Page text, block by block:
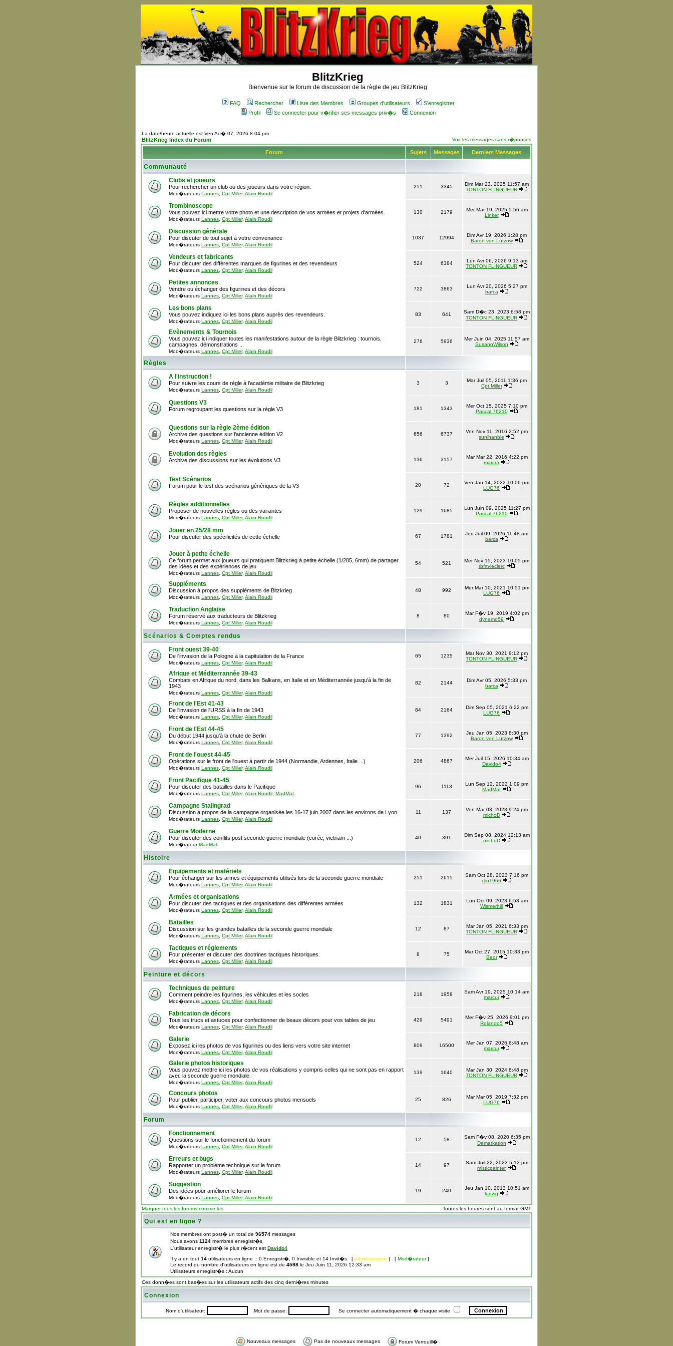
BlitzKrieg
Bienvenue sur le forum de discussion de la règle de jeu BlitzKrieg
FAQ Rechercher Liste des Membres Groupes d'utilisateurs
S'enregistrer
Profil
Se connecter pour v�rifier ses messages priv�s Connexion
La date/heure actuelle est Ven Ao� 07, 2026 8:04 pm
BlitzKrieg Index du Forum Voir les messages sans r�ponses
Forum Sujets Messages Derniers Messages
Communauté
Clubs et joueurs
Pour rechercher un club ou des joueurs dans votre région.
Mod�rateurs Lannes Cpt Miller, Alain Roudil
251 3345
Dim Mar 23, 2025 11:57 am
TONTON FLINGUEUR
Trombinoscope
Vous pouvez ici mettre votre photo et une description de vos armées et projets d'armées.
Mod�rateurs Lannes Cpt Miller, Alain Roudil
130 2179
Mer Mar 19, 2025 5:56 am
Linker
Discussion générale
Pour discuter de tout sujet à votre convenance
Mod�rateurs Lannes Cpt Miller, Alain Roudil
1037 12994
Dim Avr 19, 2026 1:28 pm
Baron von Lützow
Vendeurs et fabricants
Pour discuter des différentes marques de figurines et des revendeurs
Mod�rateurs Lannes Cpt Miller, Alain Roudil
524 6384
Lun Avr 06, 2026 9:13 am
TONTON FLINGUEUR
Petites annonces
Vendre ou échanger des figurines et des décors
Mod�rateurs Lannes Cpt Miller, Alain Roudil
722 3863
Lun Avr 20, 2026 5:27 pm
barca
Les bons plans
Vous pouvez indiquez ici les bons plans auprès des revendeurs.
Mod�rateurs Lannes Cpt Miller, Alain Roudil
83 641
Sam D�c 23, 2023 6:58 pm
TONTON FLINGUEUR
Evènements & Tournois
Vous pouvez ici indiquer toutes les manifestations autour de la règle Blitzkrieg : tournois,
campagnes, démonstrations ...
Mod�rateurs Lannes Cpt Miller, Alain Roudil
276 5936
Mer Juin 04, 2025 11:57 am
SusanpWilson
Règles
A l'instruction !
Pour suivre les cours de règle à l'académie militaire de Blitzkrieg
Mod�rateurs Lannes Cpt Miller, Alain Roudil
3 3
Mar Juil 05, 2011 1:36 pm
Cpt Miller
Questions V3
Forum regroupant les questions sur la règle V3 181 1343
Mer Oct 15, 2025 7:10 pm
Pascal 76210
Questions sur la règle 2ème édition
Archive des questions sur l'ancienne édition V2
Mod�rateurs Lannes Cpt Miller, Alain Roudil
656 6737
Ven Nov 11, 2016 2:52 pm
sunihanble
Evolution des règles
Archive des discussions sur les évolutions V3 136 3157
Mar Mar 22, 2016 4:22 pm
marcur
Test Scénarios
Forum pour le test des scénarios génériques de la V3 20 72
Ven Jan 14, 2022 10:06 pm
LUG76
Règles additionnelles
Proposer de nouvelles règles ou des variantes
Mod�rateurs Lannes Cpt Miller, Alain Roudil
129 1685
Lun Juin 09, 2025 11:27 pm
Pascal 76210
Jouer en 25/28 mm
Pour discuter des spécificités de cette échelle 67 1781
Jeu Juil 09, 2026 11:48 am
barca
Jouer à petite échelle
Ce forum permet aux joueurs qui pratiquent Blitzkrieg à petite échelle (1/285, 6mm) de partager
des idées et des expériences de jeu
Mod�rateurs Lannes Cpt Miller, Alain Roudil
54 521
Mer Nov 15, 2023 10:05 pm
rbfm-leclerc
Suppléments
Discussion à propos des suppléments de Bltzkrieg
Mod�rateurs Lannes Cpt Miller, Alain Roudil
48 992
Mer Mar 10, 2021 10:51 pm
LUG76
Traduction Anglaise
Forum réservé aux traducteurs de Blitzkrieg
Mod�rateurs Lannes Cpt Miller, Alain Roudil
8 80
Mar F�v 19, 2019 4:02 pm
dynamo59
Scénarios & Comptes rendus
Front ouest 39-40
De l'invasion de la Pologne à la capitulation de la France
Mod�rateurs Lannes Cpt Miller, Alain Roudil
65 1235
Mar Nov 30, 2021 8:12 pm
TONTON FLINGUEUR
Afrique et Méditerrannée 39-43
Combats en Afrique du nord, dans les Balkans, en Italie et en Méditerrannée jusqu'à la fin de
1943
Mod�rateurs Lannes Cpt Miller, Alain Roudil
82 2144
Dim Avr 05, 2026 5:33 pm
barca
Front de l'Est 41-43
De l'invasion de l'URSS à la fin de 1943
Mod�rateurs Lannes Cpt Miller, Alain Roudil
84 2164
Dim Sep 05, 2021 6:22 pm
LUG76
Front de l'Est 44-45
Du début 1944 jusqu'à la chute de Berlin
Mod�rateurs Lannes Cpt Miller, Alain Roudil
77 1392
Jeu Jan 05, 2023 8:30 pm
Baron von Lützow
Front de l'ouest 44-45
Opérations sur le front de l'ouest à partir de 1944 (Normandie, Ardennes, Italie ...)
Mod�rateurs Lannes Cpt Miller, Alain Roudil
206 4867
Mer Juil 15, 2026 10:34 am
Davido4
Front Pacifique 41-45
Pour discuter des batailles dans le Pacifique
Mod�rateurs Lannes Cpt Miller, Alain Roudil MadMat
96 1113
Lun Sep 12, 2022 1:09 pm
MadMat
Campagne Stalingrad
Discussion à propos de la campagne organisée les 16-17 juin 2007 dans les environs de Lyon
Mod�rateurs Lannes Cpt Miller, Alain Roudil
11 137
Ven Mar 03, 2023 9:24 pm
michoD
Guerre Moderne
Pour discuter des conflits post seconde guerre mondiale (corée, vietnam ...)
Mod�rateurMadMat
40 391
Dim Sep 08, 2024 12:13 am
michoD
Histoire
Equipements et matériels
Pour échanger sur les armes et équipements utilisés lors de la seconde guerre mondiale
Mod�rateurs Lannes Cpt Miller, Alain Roudil
251 2615
Sam Oct 28, 2023 7:16 pm
clio1966
Armées et organisations
Pour discuter des tactiques et des organisations des différentes armées
Mod�rateurs Lannes Cpt Miller, Alain Roudil
132 1831
Lun Oct 09, 2023 6:58 am
Wismerhill
Batailles
Discussion sur les grandes batailles de la seconde guerre mondiale
Mod�rateurs Lannes Cpt Miller, Alain Roudil
12 87
Mar Jan 05, 2021 6:33 pm
TONTON FLINGUEUR
Tactiques et réglements
Pour présenter et discuter des doctrines tactiques historiques.
Mod�rateurs Lannes Cpt Miller, Alain Roudil
8 75
Mar Oct 27, 2015 10:33 pm
Beor
Peinture et décors
Techniques de peinture
Comment peindre les figurines, les véhicules et les socles
Mod�rateurs Lannes Cpt Miller, Alain Roudil
218 1958
Sam Avr 19, 2025 10:14 am
marcur
Fabrication de décors
Tous les trucs et astuces pour confectionner de beaux décors pour vos tables de jeu
Mod�rateurs Lannes Cpt Miller, Alain Roudil
429 5491
Mer F�v 25, 2026 9:01 pm
Rolando5
Galerie
Exposez ici les photos de vos figurines ou des liens vers votre site internet
Mod�rateurs Lannes Cpt Miller, Alain Roudil
809 16500
Mer Jan 07, 2026 6:48 am
marcur
Galerie photos historiques
Vous pouvez mettre ici les photos de vos réalisations y compris celles qui ne sont pas en rapport
avec la seconde guerre mondiale.
Mod�rateurs Lannes Cpt Miller, Alain Roudil
139 1640
Mar Jan 30, 2024 8:48 pm
TONTON FLINGUEUR
Concours photos
Pour publier, participer, voter aux concours photos mensuels
Mod�rateurs Lannes Cpt Miller, Alain Roudil
25 826
Mar Mar 05, 2019 7:32 pm
LUG76
Forum
Fonctionnement
Questions sur le fonctionnement du forum
Mod�rateurs Lannes Cpt Miller, Alain Roudil
12 58
Sam F�v 08, 2020 6:35 pm
Demarkation
Erreurs et bugs
Rapporter un problème technique sur le forum
Mod�rateurs Lannes Cpt Miller, Alain Roudil
14 97
Sam Juil 22, 2023 5:12 pm
misticpainter
Suggestion
Des idées pour améliorer le forum
Mod�rateurs Lannes Cpt Miller, Alain Roudil
19 240
Jeu Jan 10, 2013 10:51 am
ludzig
Marquer tous les forums comme lus Toutes les heures sont au format GMT
Qui est en ligne ?
Nos membres ont post� un total de 96574 messages
Nous avons 1124 membres enregistr�s
L'utilisateur enregistr� le plus r�cent est Davido4
Il y a en tout 14 utilisateurs en ligne :: 0 Enregistr�, 0 Invisible et 14 Invit�s [Administrateur] [ Mod�rateur]
Le record du nombre d'utilisateurs en ligne est de 4598 le Jeu Juin 11, 2026 12:33 am
Utilisateurs enregistr�s : Aucun
Ces donn�es sont bas�es sur les utilisateurs actifs des cinq derni�res minutes
Connexion
Nom d'utilisateur: Mot de passe: Se connecter automatiquement � chaque visite
Nouveaux messages Pas de nouveaux messages Forum Verrouill�